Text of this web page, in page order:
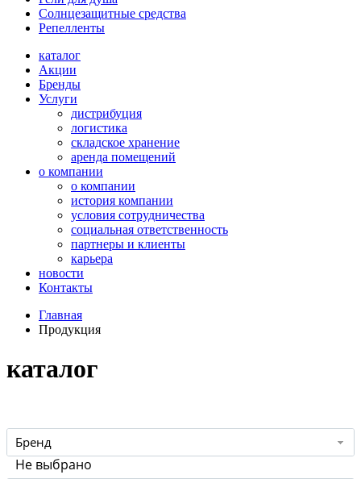
Солнцезащитные средства
Репелленты
каталог
Акции
Бренды
Услуги
дистрибуция
логистика
складское хранение
аренда помещений
о компании
о компании
история компании
условия сотрудничества
социальная ответственность
партнеры и клиенты
карьера
новости
Контакты
Главная
Продукция
каталог
Бренд
Не выбрано